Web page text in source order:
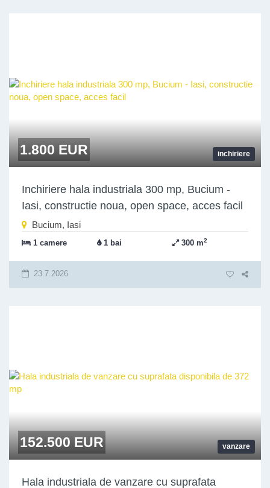
inchiriere
1.800 EUR
Inchiriere hala industriala 300 mp, Bucium -
Iasi, constructie noua, open space, acces facil
Bucium, Iasi
1 camere 1 bai 300 m2
23.7.2026
vanzare
152.500 EUR
Hala industriala de vanzare cu suprafata